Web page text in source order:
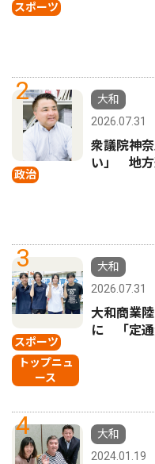
スポーツ
2
政治
大和
2026.07.31
衆議院神
い」 地方
3
スポーツ
トップニュ
ース
大和
2026.07.31
大和商業
に 「定通
4
大和
2024.01.19